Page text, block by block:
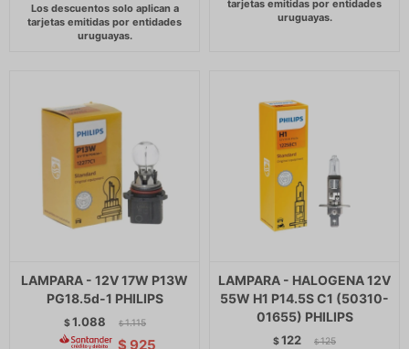
LAMPARA - 12V 17W P13W
PG18.5d-1 PHILIPS
$1.088 $ 1.115
$ 925
LAMPARA - HALOGENA 12V
55W H1 P14.5S C1 (50310-
01655) PHILIPS
$122 $ 125